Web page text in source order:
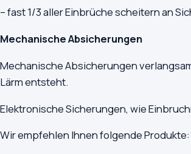
– fast 1/3 aller Einbrüche scheitern an
Mechanische Absicherungen
Mechanische Absicherungen
Lärm entsteht.
Elektronische Sicherungen, wie
Wir empfehlen Ihnen folgende Produkte: